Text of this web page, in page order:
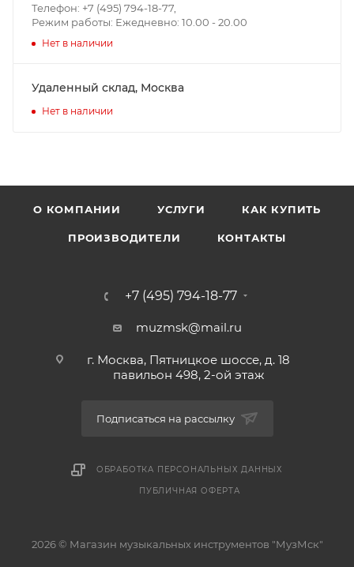
Телефон: +7 (495) 794-18-77,
Режим работы: Ежедневно: 10.00 - 20.00
Нет в наличии
Удаленный склад, Москва
Нет в наличии
О КОМПАНИИ УСЛУГИ КАК КУПИТЬ
ПРОИЗВОДИТЕЛИ КОНТАКТЫ
+7 (495) 794-18-77
muzmsk@mail.ru
г. Москва, Пятницкое шоссе, д. 18
павильон 498, 2-ой этаж
Подписаться на рассылку
ОБРАБОТКА ПЕРСОНАЛЬНЫХ ДАННЫХ
ПУБЛИЧНАЯ ОФЕРТА
2026 © Магазин музыкальных инструментов "МузМск"